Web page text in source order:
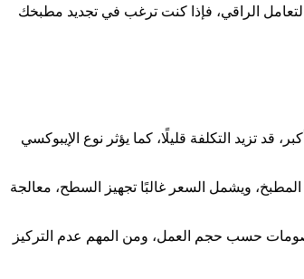
الراقي، فإذا كنت ترغب في تجديد مطبخك
تزيد التكلفة قليلًا، كما يؤثر نوع الإيبوكسي
المطبخ، ويشمل السعر غالبًا تجهيز السطح، معالجة
حسب حجم العمل، ومن المهم عدم التركيز